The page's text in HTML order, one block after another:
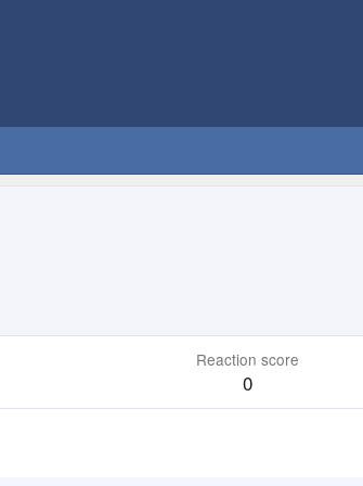
Reaction score
0